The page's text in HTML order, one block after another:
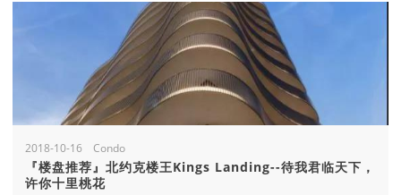
2018-10-16 Condo
『楼盘推荐』北约克楼王Kings Landing--待我君临天下，
许你十里桃花